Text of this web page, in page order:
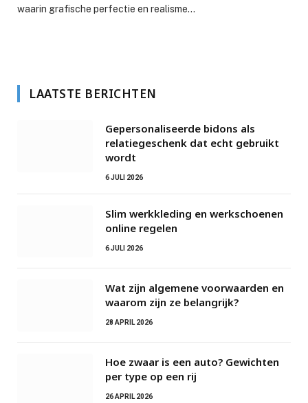
waarin grafische perfectie en realisme…
LAATSTE BERICHTEN
Gepersonaliseerde bidons als
relatiegeschenk dat echt gebruikt
wordt
6 JULI 2026
Slim werkkleding en werkschoenen
online regelen
6 JULI 2026
Wat zijn algemene voorwaarden en
waarom zijn ze belangrijk?
28 APRIL 2026
Hoe zwaar is een auto? Gewichten
per type op een rij
26 APRIL 2026